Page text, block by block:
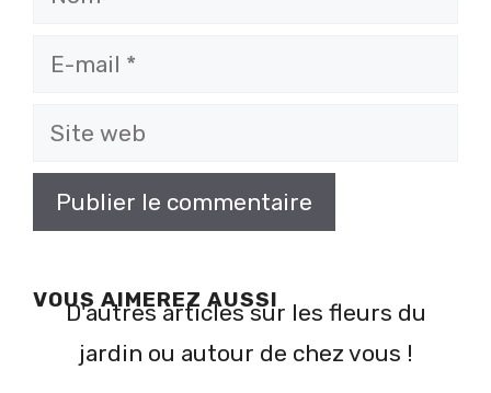
E-
Site
VOUS AIMEREZ AUSSI
D'autres articles sur les fleurs du
jardin ou autour de chez vous !